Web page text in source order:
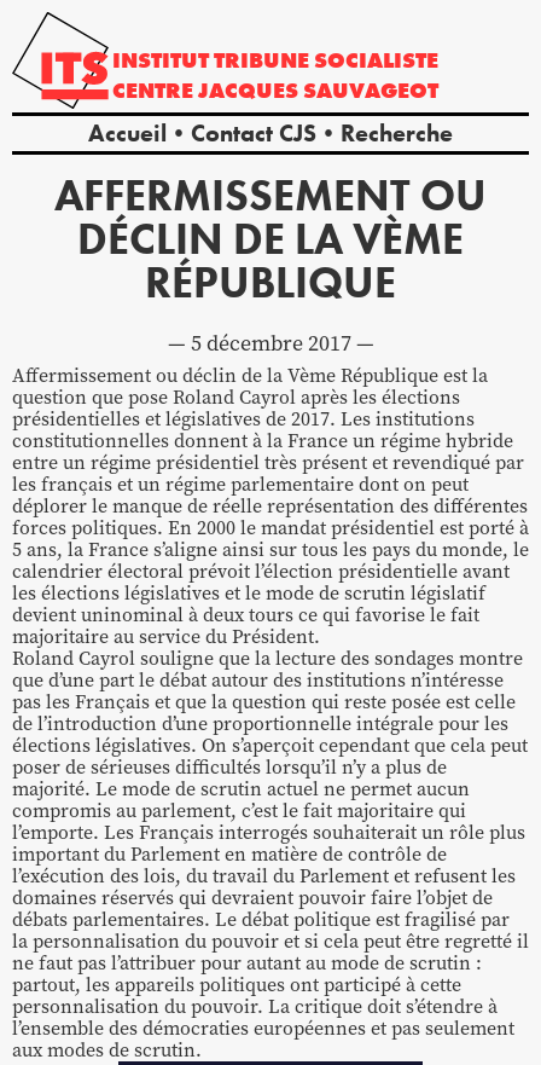
INSTITUTTRIBUNE SOCIALISTE
CENTREJACQUES SAUVAGEOT
Accueil Contact CJS Recherche
AFFERMISSEMENT OU
DÉCLIN DE LA VÈME
RÉPUBLIQUE
5 décembre 2017
Affermissement ou déclin de la Vème République est la
question que pose Roland Cayrol après les élections
présidentielles et législatives de 2017. Les institutions
constitutionnelles donnent à la France un régime hybride
entre un régime présidentiel très présent et revendiqué par
les français et un régime parlementaire dont on peut
déplorer le manque de réelle représentation des différentes
forces politiques. En 2000 le mandat présidentiel est porté à
5 ans, la France s’aligne ainsi sur tous les pays du monde, le
calendrier électoral prévoit l’élection présidentielle avant
les élections législatives et le mode de scrutin législatif
devient uninominal à deux tours ce qui favorise le fait
majoritaire au service du Président.
Roland Cayrol souligne que la lecture des sondages montre
que d’une part le débat autour des institutions n’intéresse
pas les Français et que la question qui reste posée est celle
de l’introduction d’une proportionnelle intégrale pour les
élections législatives. On s’aperçoit cependant que cela peut
poser de sérieuses difficultés lorsqu’il n’y a plus de
majorité. Le mode de scrutin actuel ne permet aucun
compromis au parlement, c’est le fait majoritaire qui
l’emporte. Les Français interrogés souhaiterait un rôle plus
important du Parlement en matière de contrôle de
l’exécution des lois, du travail du Parlement et refusent les
domaines réservés qui devraient pouvoir faire l’objet de
débats parlementaires. Le débat politique est fragilisé par
la personnalisation du pouvoir et si cela peut être regretté il
ne faut pas l’attribuer pour autant au mode de scrutin :
partout, les appareils politiques ont participé à cette
personnalisation du pouvoir. La critique doit s’étendre à
l’ensemble des démocraties européennes et pas seulement
aux modes de scrutin.